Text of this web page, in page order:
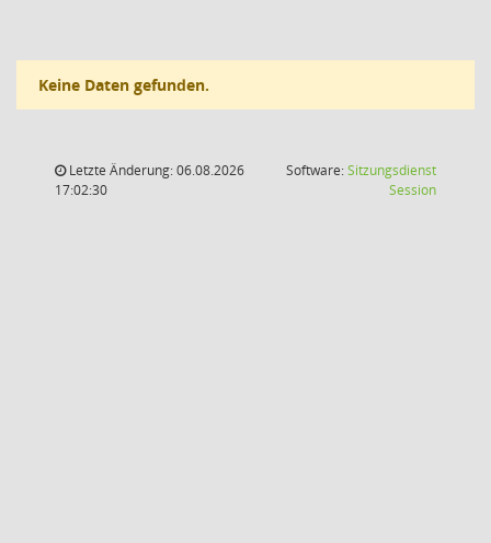
Keine Daten gefunden.
Letzte Änderung: 06.08.2026
17:02:30
Software:Sitzungsdienst
Session(Wird in